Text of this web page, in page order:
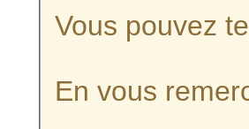
Vous pouvez
En vous